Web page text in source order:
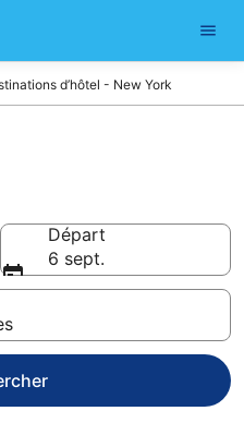
d’hôtel - New York
Départ
6 sept.